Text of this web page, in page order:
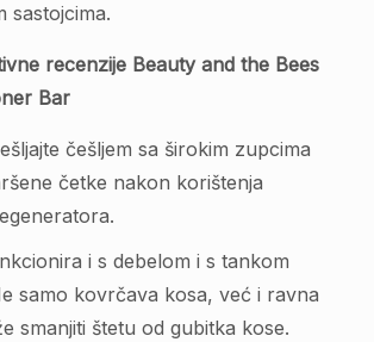
sastojcima.
recenzije Beauty and the Bees
Bar
češljem sa širokim zupcima
četke nakon korištenja
i s debelom i s tankom
samo kovrčava kosa, već i ravna
smanjiti štetu od gubitka kose.